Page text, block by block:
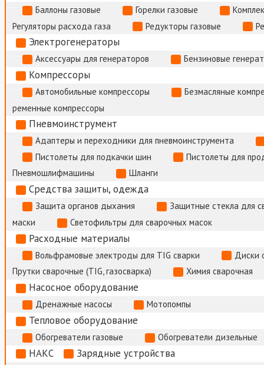
Баллоны газовые Горелки газовые
Регуляторы расхода газа
Редукторы газовые
Электрогенераторы
Аксессуары для генераторов Бензиновые
Компрессоры
Автомобильные компрессоры
Безмасляные
ременные компрессоры
Пневмоинструмент
Адаптеры и переходники для пневмоинструмента
Пистолеты для подкачки шин
Пистолеты для
Пневмошлифмашины
Шланги
Средства защиты, одежда
Защита органов дыхания
Защитные стекла для
маски
Светофильтры для сварочных масок
Расходные материалы
Вольфрамовые электроды для TIG сварки
Диски
Прутки сварочные (TIG, газосварка)
Химия сварочная
Насосное оборудование
Дренажные насосы Мотопомпы
Тепловое оборудование
Обогреватели газовые Обогреватели дизельные
НАКС Зарядные устройства